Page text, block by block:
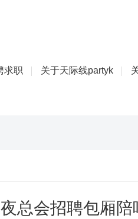
求职 关于天际线partyk
总会招聘包厢陪